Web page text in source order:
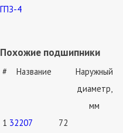
ГПЗ-4
Похожие подшипники
# Название
Наружный
диаметр,
мм
1 32207 72